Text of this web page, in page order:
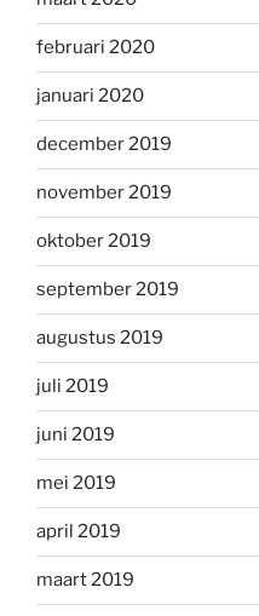
februari 2020
januari 2020
december 2019
november 2019
oktober 2019
september 2019
augustus 2019
juli 2019
juni 2019
mei 2019
april 2019
maart 2019